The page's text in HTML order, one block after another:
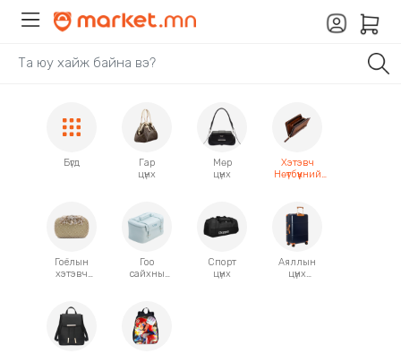
Бүгд
Гар
цүнх
Мөр
цүнх
Хэтэвч
Нөүтбүүкний
Гоёлын
хэтэвч
Гоо
сайхны
Спорт
цүнх
Аяллын
цүнх